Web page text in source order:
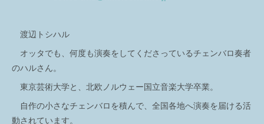
渡辺トシハル
オッタでも、何度も演奏をしてくださっているチェンバロ奏者
のハルさん。
東京芸術大学と、北欧ノルウェー国立音楽大学卒業。
自作の小さなチェンバロを積んで、全国各地へ演奏を届ける活
動されています。